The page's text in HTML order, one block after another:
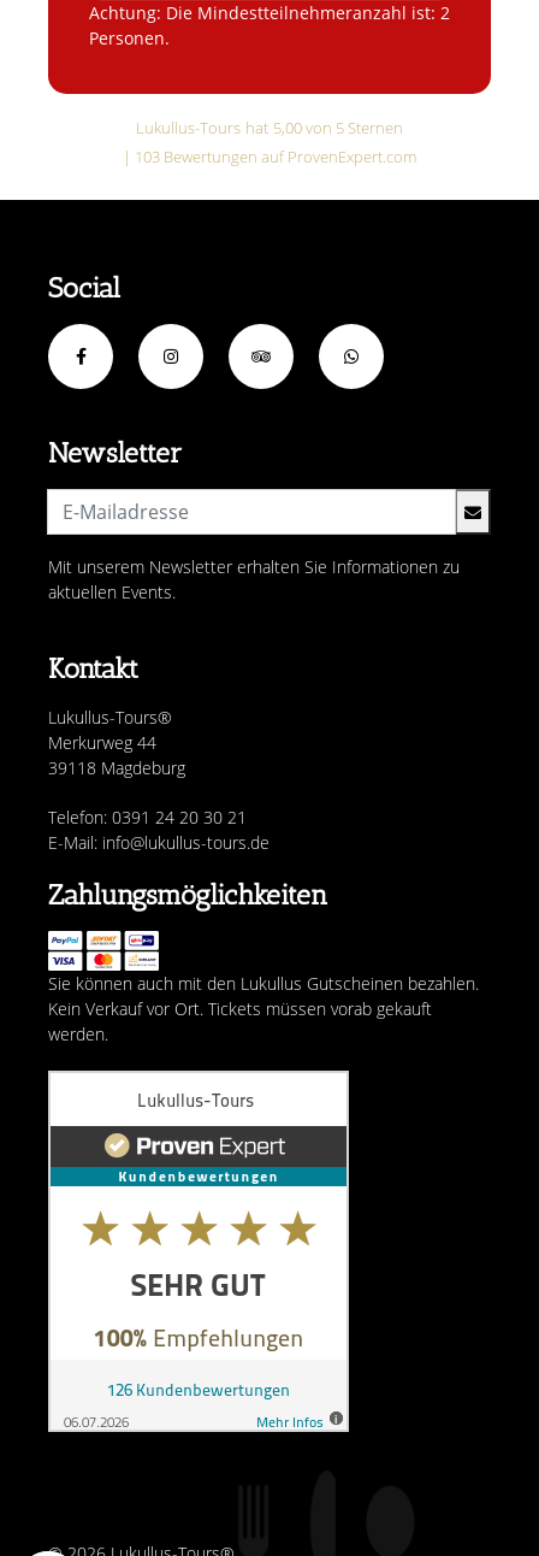
Achtung: Die Mindestteilnehmeranzahl ist: 2
Personen.
Lukullus-Tours hat 5,00von 5Sternen
| 103 Bewertungen auf ProvenExpert.com
Kontakt
Lukullus-Tours®
Merkurweg 44
39118 Magdeburg
Telefon: 0391 24 20 30 21
E-Mail: info@lukullus-tours.de
Newsletter
Mit unserem Newsletter erhalten Sie Informationen zu
aktuellen Events.
Social
Zahlungsmöglichkeiten
Sie können auch mit den Lukullus Gutscheinen bezahlen.
Kein Verkauf vor Ort. Tickets müssen vorab gekauft
werden.